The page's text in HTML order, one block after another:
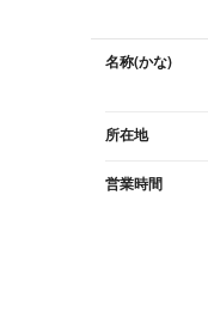
名称(かな)
所在地
営業時間